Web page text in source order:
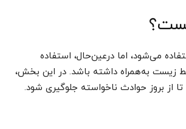
می‌شود، اما درعین‌حال، استفاده
زیست به‌همراه داشته باشد. در این بخش،
از بروز حوادث ناخواسته جلوگیری شود.